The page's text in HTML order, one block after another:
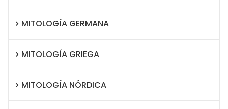
MITOLOGÍA GERMANA
MITOLOGÍA GRIEGA
MITOLOGÍA NÓRDICA